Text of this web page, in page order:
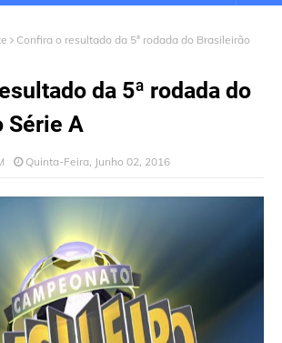
Confira o resultado da 5ª rodada do Brasileirão
da 5ª rodada do
Série A
Quinta-Feira, Junho 02, 2016